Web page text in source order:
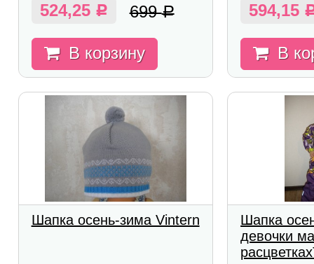
524,25 Р 699Р
В корзину
594,15
В
Шапка осень-зима Vintern
Шапка
девочки